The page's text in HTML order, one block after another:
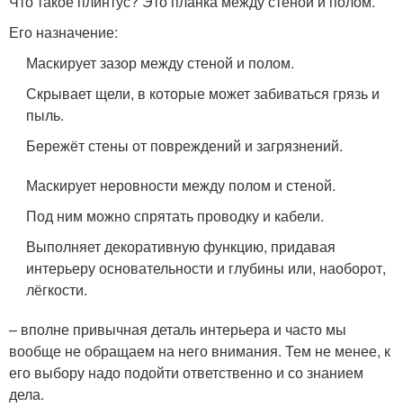
Его назначение:
Маскирует зазор между стеной и полом.
Скрывает щели, в которые может забиваться грязь и
пыль.
Бережёт стены от повреждений и загрязнений.
Маскирует неровности между полом и стеной.
Под ним можно спрятать проводку и кабели.
Выполняет декоративную функцию, придавая
интерьеру основательности и глубины или, наоборот,
лёгкости.
– вполне привычная деталь интерьера и часто мы
вообще не обращаем на него внимания. Тем не менее, к
его выбору надо подойти ответственно и со знанием
дела.